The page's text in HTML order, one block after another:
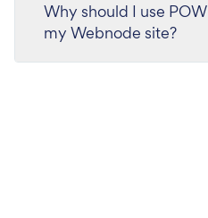
Why should I use
my Webnode site?